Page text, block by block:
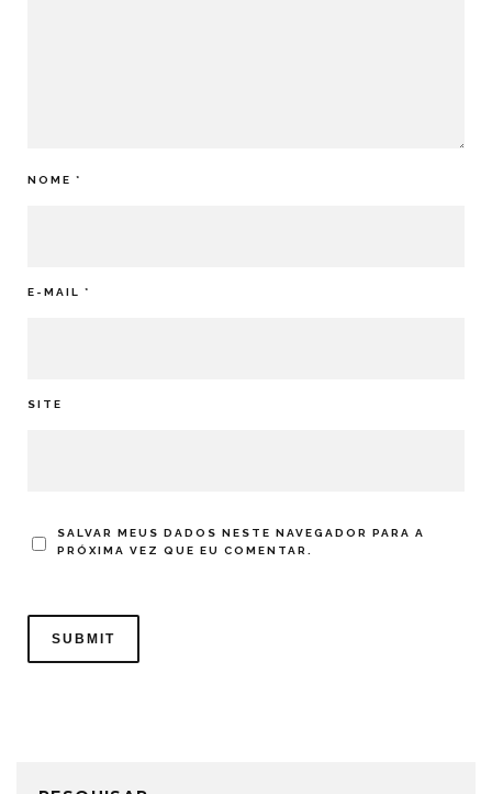
NOME *
E-MAIL *
SITE
SALVAR MEUS DADOS NESTE NAVEGADOR PARA A
PRÓXIMA VEZ QUE EU COMENTAR.